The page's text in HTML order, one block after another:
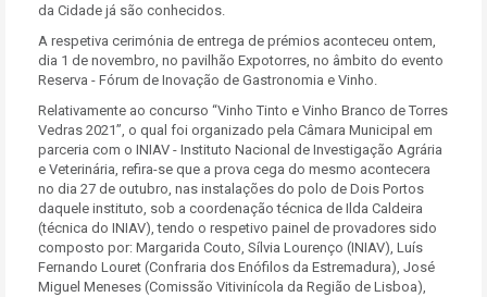
da Cidade já são conhecidos.
A respetiva cerimónia de entrega de prémios aconteceu ontem,
dia 1 de novembro, no pavilhão Expotorres, no âmbito do evento
Reserva - Fórum de Inovação de Gastronomia e Vinho.
Relativamente ao concurso “Vinho Tinto e Vinho Branco de Torres
Vedras 2021”, o qual foi organizado pela Câmara Municipal em
parceria com o INIAV - Instituto Nacional de Investigação Agrária
e Veterinária, refira-se que a prova cega do mesmo acontecera
no dia 27 de outubro, nas instalações do polo de Dois Portos
daquele instituto, sob a coordenação técnica de Ilda Caldeira
(técnica do INIAV), tendo o respetivo painel de provadores sido
composto por: Margarida Couto, Sílvia Lourenço (INIAV), Luís
Fernando Louret (Confraria dos Enófilos da Estremadura), José
Miguel Meneses (Comissão Vitivinícola da Região de Lisboa),